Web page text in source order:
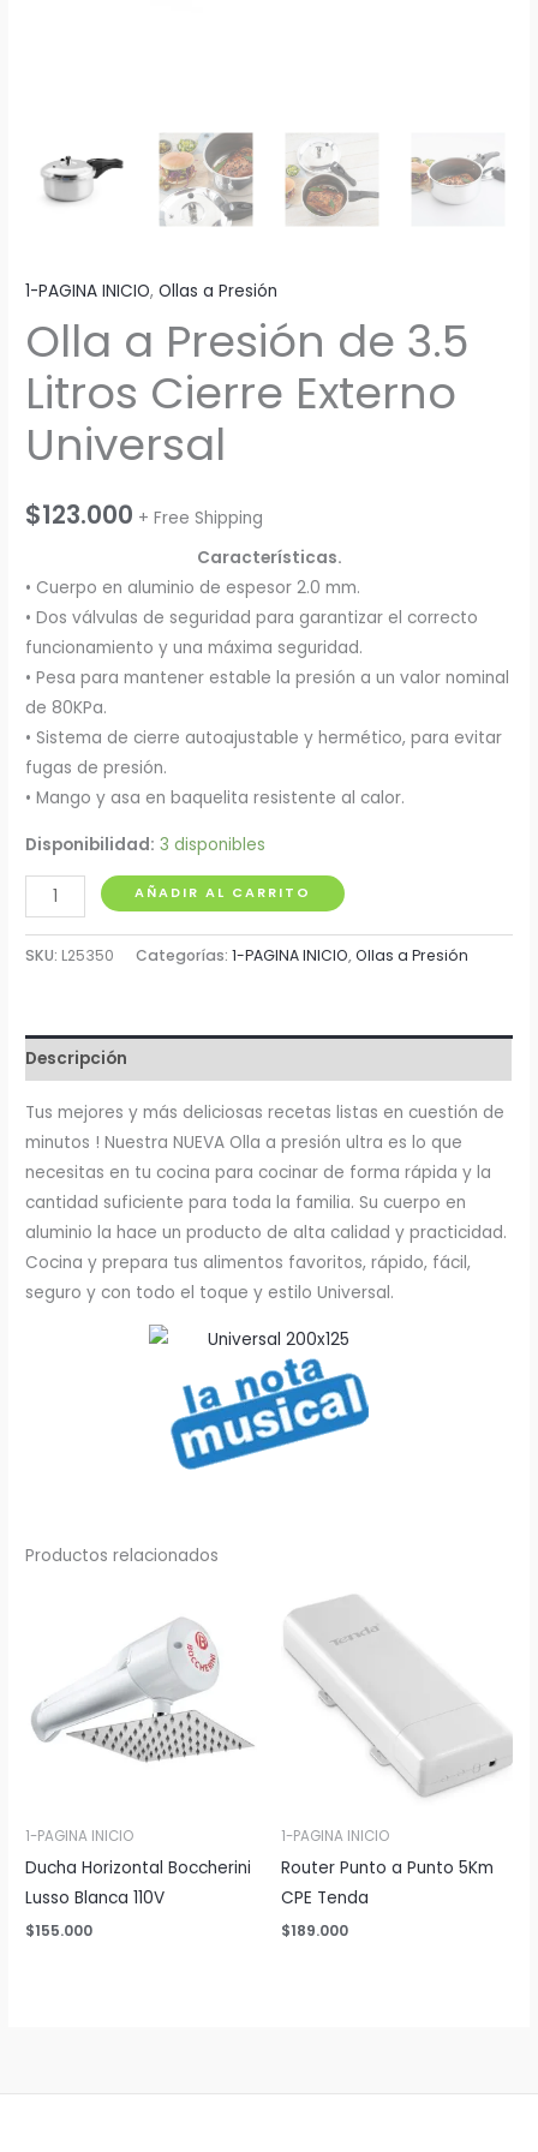
1-PAGINA INICIO,Ollas a Presión
Olla a Presión de 3.5
Litros Cierre Externo
Universal
$123.000 + Free Shipping
Características.
• Cuerpo en aluminio de espesor 2.0 mm.
• Dos válvulas de seguridad para garantizar el correcto
funcionamiento y una máxima seguridad.
• Pesa para mantener estable la presión a un valor nominal
de 80KPa.
• Sistema de cierre autoajustable y hermético, para evitar
fugas de presión.
• Mango y asa en baquelita resistente al calor.
Disponibilidad: 3 disponibles
Olla
a
Presión
Litros
Cierre
Externo
Universal
cantidad
AÑADIR AL CARRITO
SKU: L25350 Categorías:1-PAGINA INICIO,Ollas a Presión
Descripción
Tus mejores y más deliciosas recetas listas en cuestión de
minutos ! Nuestra NUEVA Olla a presión ultra es lo que
necesitas en tu cocina para cocinar de forma rápida y la
cantidad suficiente para toda la familia. Su cuerpo en
aluminio la hace un producto de alta calidad y practicidad.
Cocina y prepara tus alimentos favoritos, rápido, fácil,
seguro y con todo el toque y estilo Universal.
Productos relacionados
1-PAGINA INICIO
Ducha Horizontal Boccherini
Lusso Blanca 110V
$155.000
1-PAGINA INICIO
Router Punto a Punto 5Km
CPE Tenda
$189.000